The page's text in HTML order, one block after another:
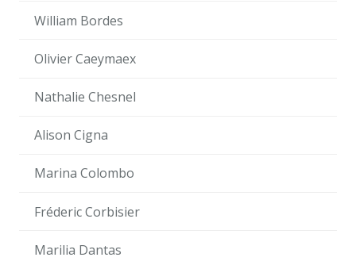
William Bordes
Olivier Caeymaex
Nathalie Chesnel
Alison Cigna
Marina Colombo
Fréderic Corbisier
Marilia Dantas